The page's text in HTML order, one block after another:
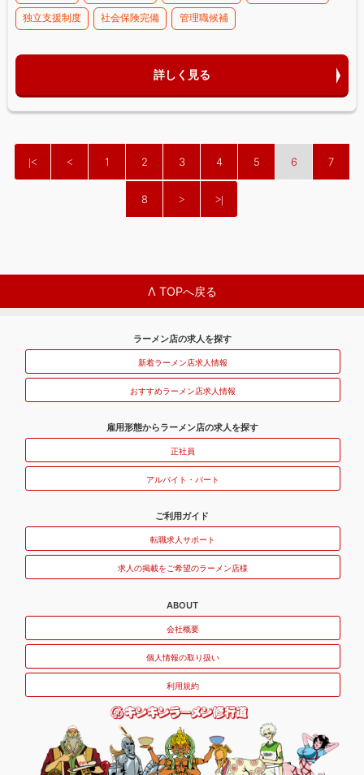
独立支援制度 社会保険完備 管理職候補
詳しく見る
1 2 3 4 5 6 7
8
Λ TOPへ戻る
ラーメン店の求人を探す
新着ラーメン店求人情報
おすすめラーメン店求人情報
雇用形態からラーメン店の求人を探す
正社員
アルバイト・パート
ご利用ガイド
転職求人サポート
求人の掲載をご希望のラーメン店様
ABOUT
会社概要
個人情報の取り扱い
利用規約